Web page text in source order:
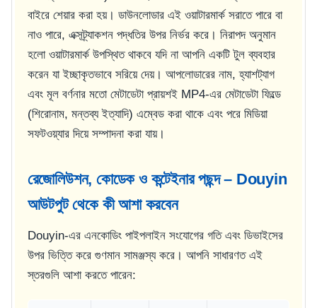
বাইরে শেয়ার করা হয়। ডাউনলোডার এই ওয়াটারমার্ক সরাতে পারে বা
নাও পারে, এক্সট্র্যাকশন পদ্ধতির উপর নির্ভর করে। নিরাপদ অনুমান
হলো ওয়াটারমার্ক উপস্থিত থাকবে যদি না আপনি একটি টুল ব্যবহার
করেন যা ইচ্ছাকৃতভাবে সরিয়ে দেয়। আপলোডারের নাম, হ্যাশট্যাগ
এবং মূল বর্ণনার মতো মেটাডেটা প্রায়শই MP4-এর মেটাডেটা ফিল্ডে
(শিরোনাম, মন্তব্য ইত্যাদি) এম্বেড করা থাকে এবং পরে মিডিয়া
সফটওয়্যার দিয়ে সম্পাদনা করা যায়।
রেজোলিউশন, কোডেক ও কন্টেইনার পছন্দ – Douyin
আউটপুট থেকে কী আশা করবেন
Douyin-এর এনকোডিং পাইপলাইন সংযোগের গতি এবং ডিভাইসের
উপর ভিত্তি করে গুণমান সামঞ্জস্য করে। আপনি সাধারণত এই
স্তরগুলি আশা করতে পারেন: